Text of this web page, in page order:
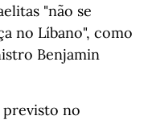
"não se
no Líbano", como
Benjamin
previsto no